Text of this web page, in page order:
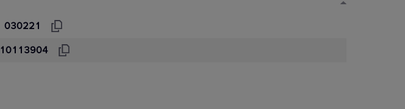
030221
10113904